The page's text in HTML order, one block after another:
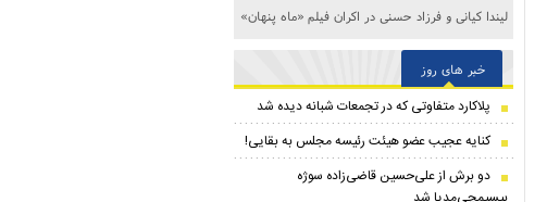
حضور هنرمندان در آیین رونمایی از طرح «مهرورزی»
خبر های روز
پلاکارد متفاوتی که در تجمعات شبانه دیده شد
کنایه عجیب عضو هیئت رئیسه مجلس به بقایی!
دو برش از علی‌حسین‌ قاضی‌زاده سوژه
بیسیمچی‌مدیا شد